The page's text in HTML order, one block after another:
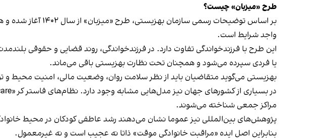
طرح «میزبان» چیست؟
بر اساس توضیحات
واجد شرایط است.
این طرح با فرزندخواندگی تفاوت دارد. در فرزندخواندگی، روند قضایی و حقوقی
یا فردی سپرده می‌شود و همچنان تحت نظارت بهزیستی باقی می‌ماند.
بهزیستی می‌گوید متقاضیان باید از نظر سلامت روان، وضعیت مالی، امنیت محیط و
مراکز جمعی شناخته می‌شوند.
پژوهش‌های بین‌المللی نیز عموما نشان می‌دهند رشد عاطفی کودکان در محیط
بنابراین اصل ایده «مراقبت خانوادگی موقت» ذاتا نه عجیب است و نه غیرمعمول.